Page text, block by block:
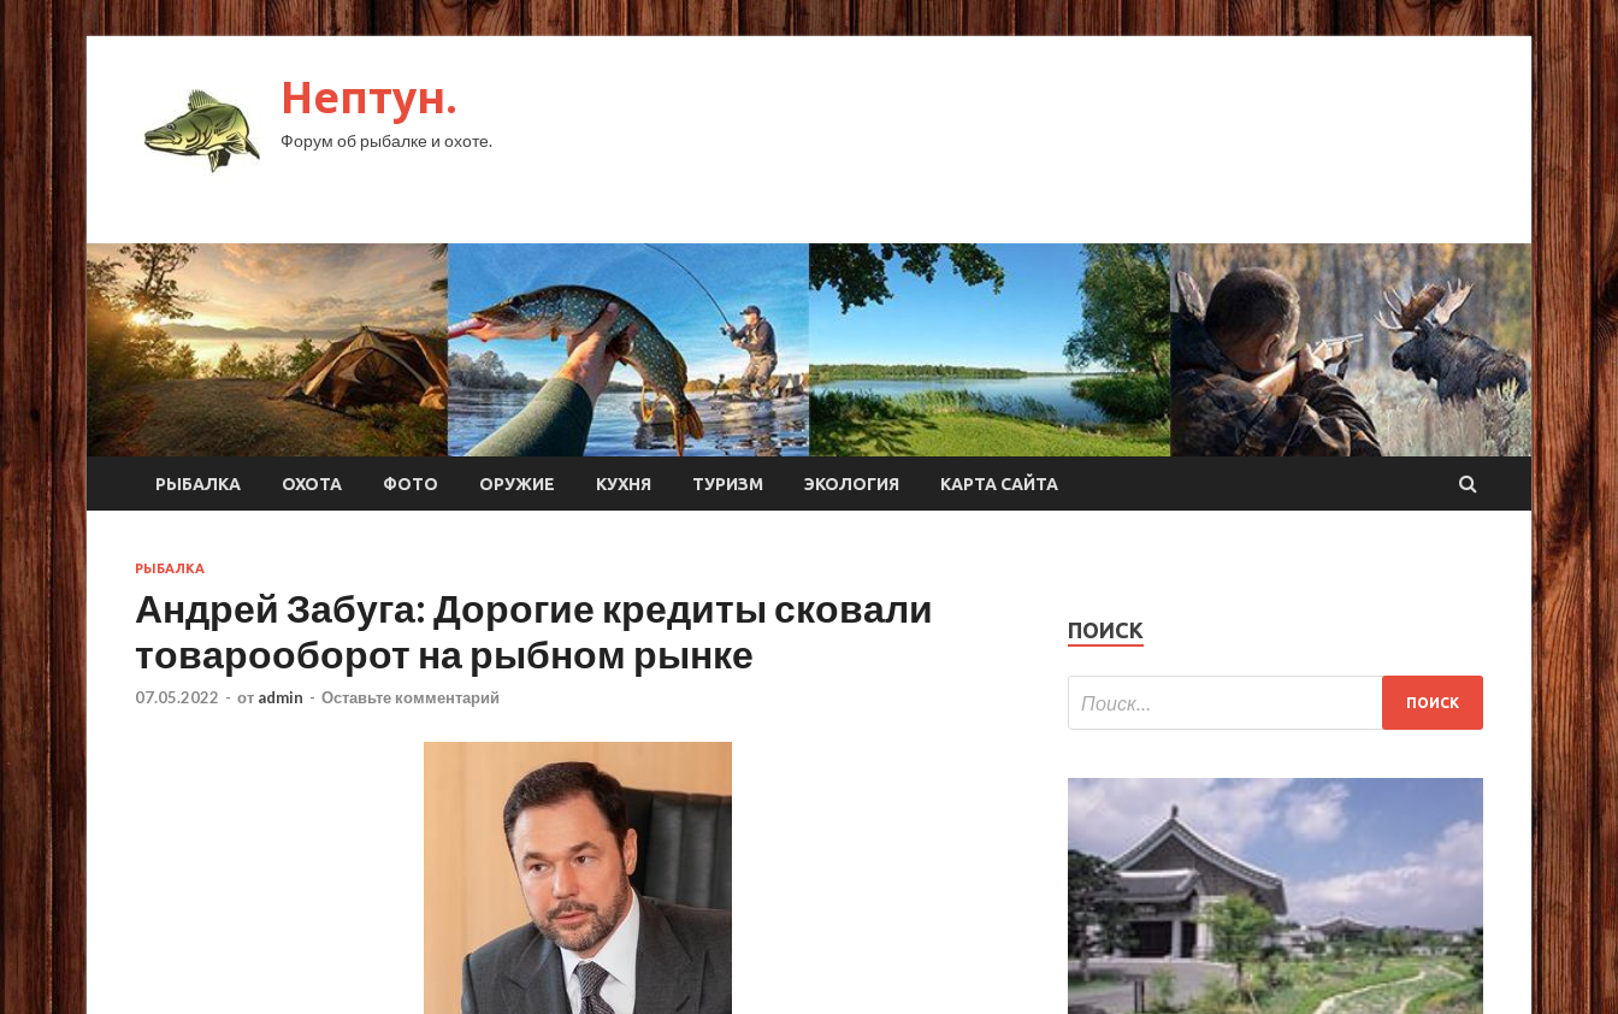
Нептун.
Форум об рыбалке и охоте.
РЫБАЛКА ОХОТА ФОТО ОРУЖИЕ КУХНЯ ТУРИЗМ ЭКОЛОГИЯ КАРТА САЙТА
РЫБАЛКА
Андрей Забуга: Дорогие кредиты сковали
товарооборот на рыбном рынке
07.05.2022 - от admin - Оставьте комментарий
ПОИСК